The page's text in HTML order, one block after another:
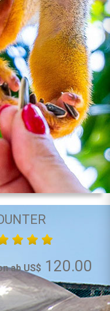
ab US$ 120.00